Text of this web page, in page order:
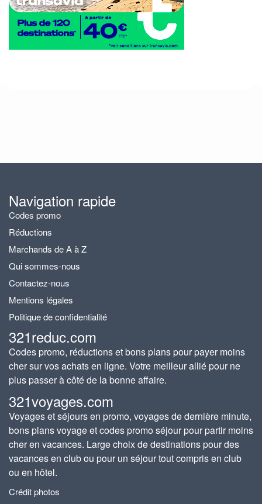
Navigation rapide
Codes promo
Réductions
Marchands de A à Z
Qui sommes-nous
Contactez-nous
Mentions légales
Politique de confidentialité
321reduc.com
Codes promo, réductions et bons plans pour payer moins
cher sur vos achats en ligne. Votre meilleur allié pour ne
plus passer à côté de la bonne affaire.
321voyages.com
Voyages et séjours en promo, voyages de dernière minute,
bons plans voyage et codes promo séjour pour partir moins
cher en vacances. Large choix de destinations pour des
vacances en club ou pour un séjour tout compris en club
ou en hôtel.
Crédit photos